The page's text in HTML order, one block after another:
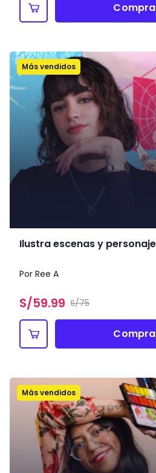
Más vendidos
Ilustra escenas y
Por Ree A
S/59.99 S/75
Más vendidos